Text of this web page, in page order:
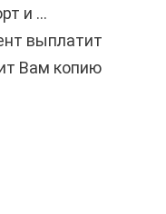
и ...
выплатит
Вам копию